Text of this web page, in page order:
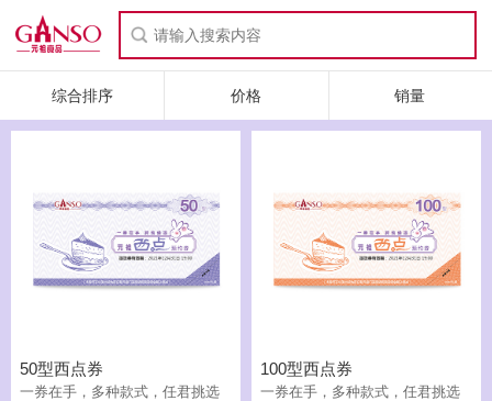
综合排序 价格 销量
50型西点券
一券在手，多种款式，任君挑选
100型西点券
一券在手，多种款式，任君挑选